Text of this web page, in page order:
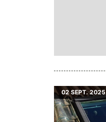
02SEPT. 2025